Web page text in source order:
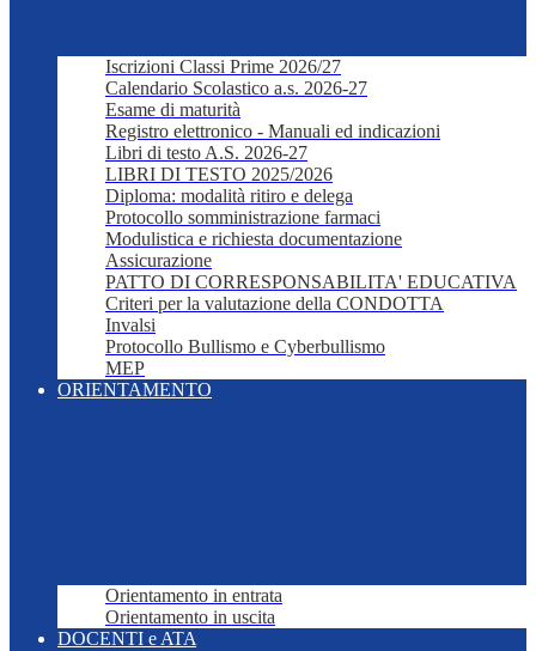
Iscrizioni Classi Prime 2026/27
Calendario Scolastico a.s. 2026-27
Esame di maturità
Registro elettronico - Manuali ed indicazioni
Libri di testo A.S. 2026-27
LIBRI DI TESTO 2025/2026
Diploma: modalità ritiro e delega
Protocollo somministrazione farmaci
Modulistica e richiesta documentazione
Assicurazione
PATTO DI CORRESPONSABILITA' EDUCATIVA
Criteri per la valutazione della CONDOTTA
Invalsi
Protocollo Bullismo e Cyberbullismo
MEP
ORIENTAMENTO
Orientamento in entrata
Orientamento in uscita
DOCENTI e ATA